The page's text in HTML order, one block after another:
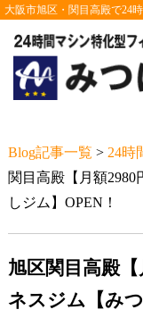
大阪市旭区・関目高殿で24
Blog記事一覧 > 24時
関目高殿【月額
しジム】OPEN！
旭区関目高殿
ネスジム【み